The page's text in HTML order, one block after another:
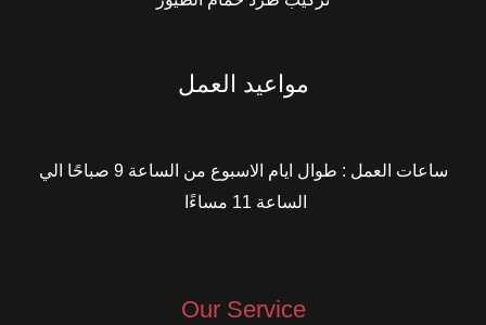
مواعيد العمل
ساعات العمل : طوال ايام الاسبوع من الساعة 9 صباحًا الي
الساعة 11 مساءًا
Our Service